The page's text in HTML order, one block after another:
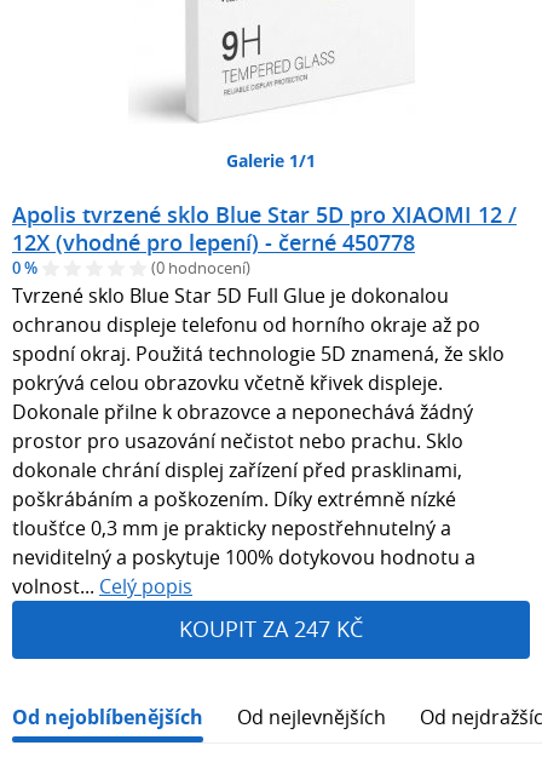
Galerie 1/1
Apolis tvrzené sklo Blue Star 5D pro XIAOMI 12 /
12X (vhodné pro lepení) - černé 450778
0 % (0 hodnocení)
Tvrzené sklo Blue Star 5D Full Glue je dokonalou
ochranou displeje telefonu od horního okraje až po
spodní okraj. Použitá technologie 5D znamená, že sklo
pokrývá celou obrazovku včetně křivek displeje.
Dokonale přilne k obrazovce a neponechává žádný
prostor pro usazování nečistot nebo prachu. Sklo
dokonale chrání displej zařízení před prasklinami,
poškrábáním a poškozením. Díky extrémně nízké
tloušťce 0,3 mm je prakticky nepostřehnutelný a
neviditelný a poskytuje 100% dotykovou hodnotu a
volnost... Celý popis
KOUPIT ZA 247 KČ
Od nejoblíbenějších Od nejlevnějších Od